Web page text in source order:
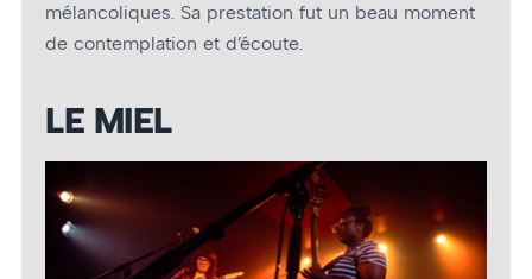
mélancoliques. Sa prestation fut un beau moment
de contemplation et d’écoute.
LE MIEL